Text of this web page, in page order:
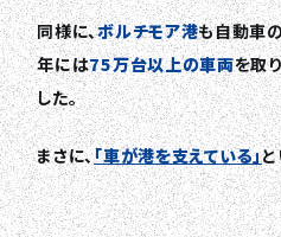
同様に、ボルチモア港も自動車
年には75万台以上の車両を取
した。
まさに、「車が港を支えている」